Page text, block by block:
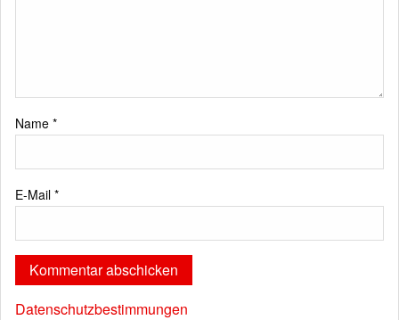
Name *
E-Mail *
Datenschutzbestimmungen